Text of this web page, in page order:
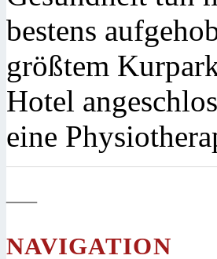
bestens
größtem
Hotel
eine
—
NAVIGATION